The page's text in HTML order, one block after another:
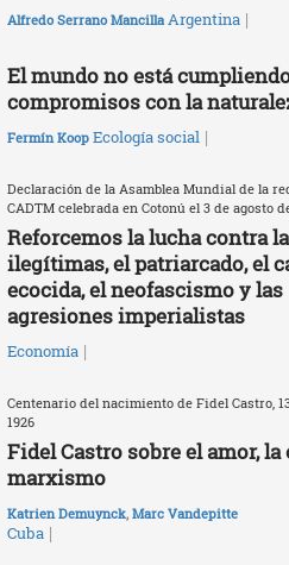
Alfredo Serrano Mancilla Argentina |
El mundo no está
compromisos con la
Fermín Koop Ecología social |
Declaración de la Asamblea Mundial de la
CADTM celebrada en Cotonú el 3 de agosto
Reforcemos la lucha contra
ilegítimas, el patriarcado, el
ecocida, el neofascismo y las
agresiones imperialistas
Economía |
Centenario del nacimiento de Fidel Castro,
1926
Fidel Castro sobre el amor, la
marxismo
Katrien Demuynck, Marc Vandepitte
Cuba |